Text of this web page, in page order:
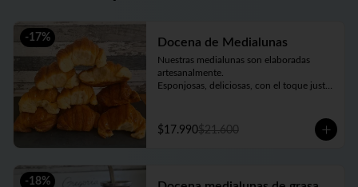
-17% Docena de Medialunas
Nuestras medialunas son elaboradas
artesanalmente.
Esponjosas, deliciosas, con el toque justo
$17.990$21.600
-18%